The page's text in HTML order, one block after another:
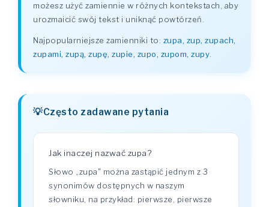
możesz użyć zamiennie w różnych kontekstach, aby
urozmaicić swój tekst i uniknąć powtórzeń.
Najpopularniejsze zamienniki to: zupa, zup, zupach,
zupami, zupą, zupę, zupie, zupo, zupom, zupy
Często zadawane pytania
Jak inaczej nazwać zupa?
Słowo „zupa" można zastąpić jednym z 3
synonimów dostępnych w naszym
słowniku, na przykład: pierwsze, pierwsze